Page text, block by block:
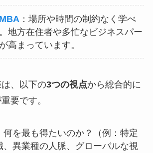
：場所や時間の制約なく学べ
地方在住者や多忙なビジネスパー
高まっています。
、以下の3つの視点から総合的に
要です。
何を最も得たいのか？（例：特定
、異業種の人脈、グローバルな視